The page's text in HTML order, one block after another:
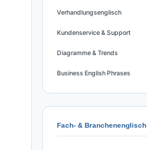
Verhandlungsenglisch
Kundenservice & Support
Diagramme & Trends
Business English Phrases
Fach- & Branchenenglisch